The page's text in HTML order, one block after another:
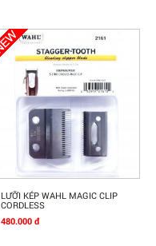
Mua Ngay
LƯỠI KÉP WAHL MAGIC CLIP
CORDLESS
480.000 đ